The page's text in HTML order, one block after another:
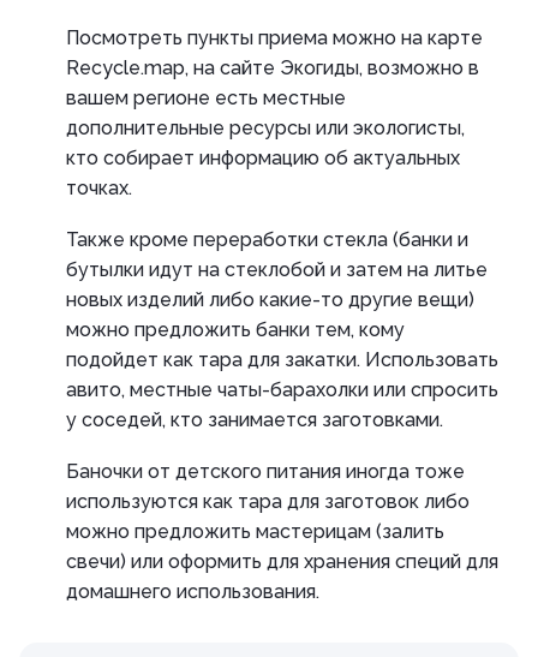
Посмотреть пункты приема можно на карте
Recycle.map, на сайте Экогиды, возможно в
вашем регионе есть местные
дополнительные ресурсы или экологисты,
кто собирает информацию об актуальных
точках.
Также кроме переработки стекла (банки и
бутылки идут на стеклобой и затем на литье
новых изделий либо какие-то другие вещи)
можно предложить банки тем, кому
подойдет как тара для закатки. Использовать
авито, местные чаты-барахолки или спросить
у соседей, кто занимается заготовками.
Баночки от детского питания иногда тоже
используются как тара для заготовок либо
можно предложить мастерицам (залить
свечи) или оформить для хранения специй для
домашнего использования.